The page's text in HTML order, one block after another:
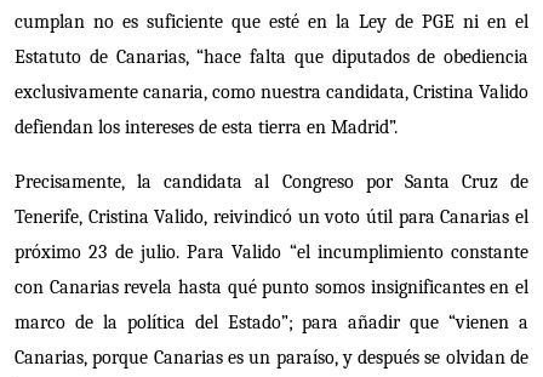
cumplan no es suficiente que esté en la Ley de PGE ni en el
Estatuto de Canarias, “hace falta que diputados de obediencia
exclusivamente canaria, como nuestra candidata, Cristina Valido
defiendan los intereses de esta tierra en Madrid”.
Precisamente, la candidata al Congreso por Santa Cruz de
Tenerife, Cristina Valido, reivindicó un voto útil para Canarias el
próximo 23 de julio. Para Valido “el incumplimiento constante
con Canarias revela hasta qué punto somos insignificantes en el
marco de la política del Estado”; para añadir que “vienen a
Canarias, porque Canarias es un paraíso, y después se olvidan de